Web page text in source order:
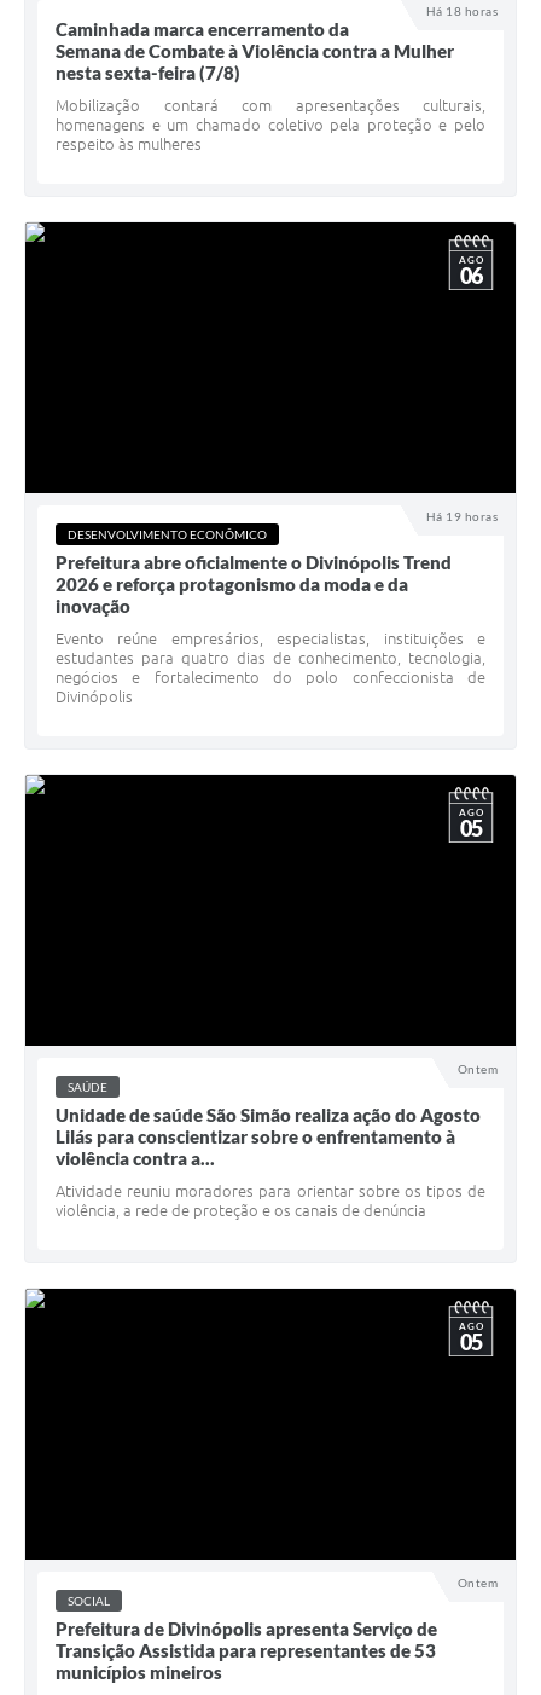
Há 18 horas
Caminhada marca encerramento da
Semana de Combate à Violência contra a Mulher
nesta sexta-feira (7/8)
Mobilização contará com apresentações culturais,
homenagens e um chamado coletivo pela proteção e pelo
respeito às mulheres
Há 19 horas
AGO
06
DESENVOLVIMENTO ECONÔMICO
Prefeitura abre oficialmente o Divinópolis Trend
2026 e reforça protagonismo da moda e da
inovação
Evento reúne empresários, especialistas, instituições e
estudantes para quatro dias de conhecimento, tecnologia,
negócios e fortalecimento do polo confeccionista de
Divinópolis
Ontem
AGO
05
SAÚDE
Unidade de saúde São Simão realiza ação do Agosto
Lilás para conscientizar sobre o enfrentamento à
violência contra a...
Atividade reuniu moradores para orientar sobre os tipos de
violência, a rede de proteção e os canais de denúncia
Ontem
AGO
05
SOCIAL
Prefeitura de Divinópolis apresenta Serviço de
Transição Assistida para representantes de 53
municípios mineiros